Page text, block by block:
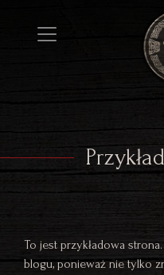
To jest przykładowa
blogu, ponieważ nie tylko